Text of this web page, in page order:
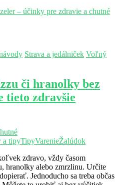
– účinky pre zdravie a chutné
Strava a jedálniček Voľný
či hranolky bez
tieto zdravšie
a tipyTipyVarenieŽalúdok
zdravo, vždy časom
hranolky alebo zmrzlinu. Určite
Jednoducho sa treba občas